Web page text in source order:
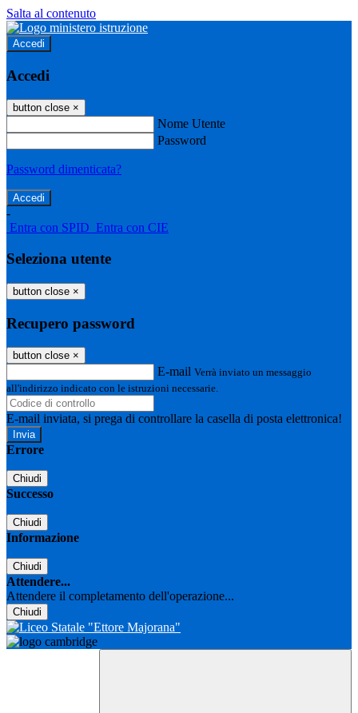
Salta al contenuto
Accedi
Accedi
button close ×
Nome Utente
Password
Password dimenticata?
-
Entra con SPID Entra con CIE
Seleziona utente
button close ×
Recupero password
button close ×
E-mail Verrà inviato un messaggio
all'indirizzo indicato con le istruzioni necessarie.
E-mail inviata, si prega di controllare la casella di posta elettronica!
Errore
Chiudi
Successo
Chiudi
Informazione
Chiudi
Attendere...
Attendere il completamento dell'operazione...
Chiudi